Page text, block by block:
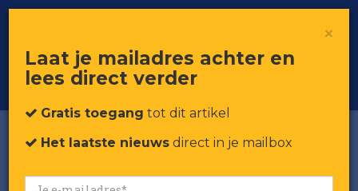
Voor professionals in retail & brands
Toggle
×
Laat je mailadres achter en
lees direct verder
Gratis toegang tot dit artikel
Het laatste nieuws direct in je mailbox